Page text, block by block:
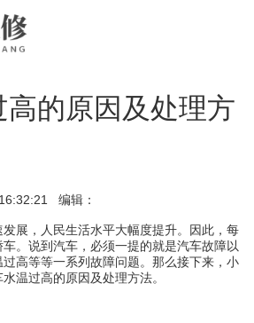
的原因及处理方
编辑：
展，人民生活水平大幅度提升。因此，每
。说到汽车，必须一提的就是汽车故障以
高等等一系列故障问题。那么接下来，小
温过高的原因及处理方法。